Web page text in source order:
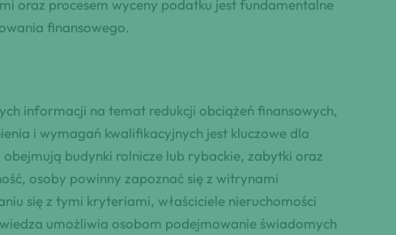
oraz procesem wyceny podatku jest fundamentalne
finansowego.
informacji na temat redukcji obciążeń finansowych,
i wymagań kwalifikacyjnych jest kluczowe dla
budynki rolnicze lub rybackie, zabytki oraz
osoby powinny zapoznać się z witrynami
się z tymi kryteriami, właściciele nieruchomości
umożliwia osobom podejmowanie świadomych